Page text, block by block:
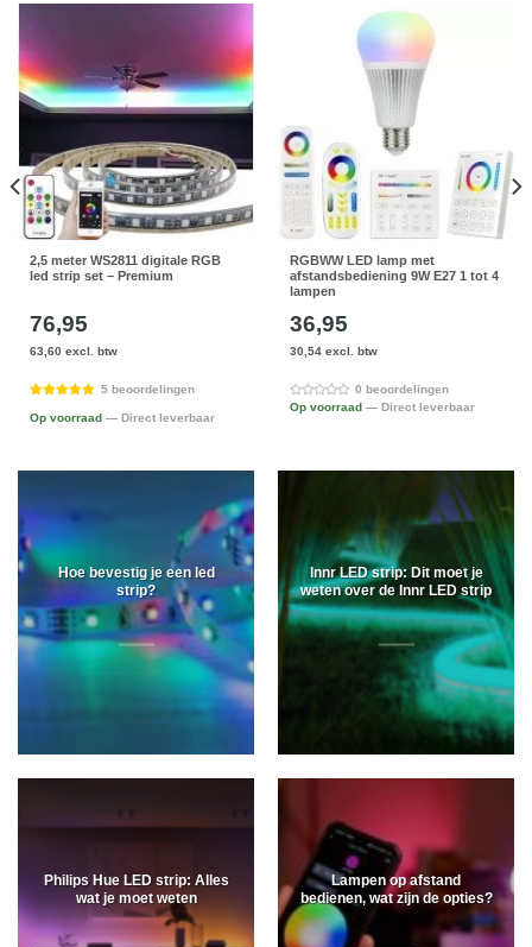
2,5 meter WS2811 digitale RGB
led strip set – Premium
76,95
63,60 excl. btw
5 beoordelingen
Op voorraad — Direct leverbaar
RGBWW LED lamp met
afstandsbediening 9W E27 1 tot 4
lampen
36,95
30,54 excl. btw
0 beoordelingen
Op voorraad — Direct leverbaar
Hoe bevestig je een led
strip?
Innr LED strip: Dit moet je
weten over de Innr LED strip
Philips Hue LED strip: Alles
wat je moet weten
Lampen op afstand
bedienen, wat zijn de opties?